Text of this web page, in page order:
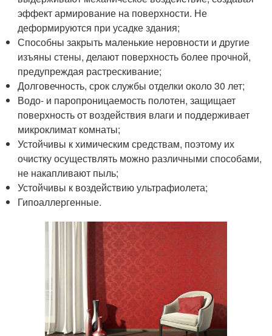
эффект армирование на поверхности. Не
деформируются при усадке здания;
Способны закрыть маленькие неровности и другие
изъяны стены, делают поверхность более прочной,
предупреждая растрескивание;
Долговечность, срок службы отделки около 30 лет;
Водо- и паропроницаемость полотен, защищает
поверхность от воздействия влаги и поддерживает
микроклимат комнаты;
Устойчивы к химическим средствам, поэтому их
очистку осуществлять можно различными способами,
не накапливают пыль;
Устойчивы к воздействию ультрафиолета;
Гипоаллергенные.